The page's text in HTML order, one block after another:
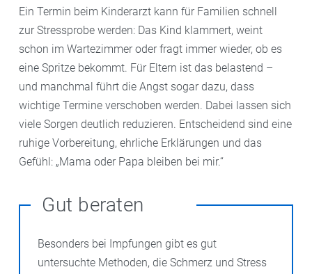
Ein Termin beim Kinderarzt kann für Familien schnell
zur Stressprobe werden: Das Kind klammert, weint
schon im Wartezimmer oder fragt immer wieder, ob es
eine Spritze bekommt. Für Eltern ist das belastend –
und manchmal führt die Angst sogar dazu, dass
wichtige Termine verschoben werden. Dabei lassen sich
viele Sorgen deutlich reduzieren. Entscheidend sind eine
ruhige Vorbereitung, ehrliche Erklärungen und das
Gefühl: „Mama oder Papa bleiben bei mir.“
Gut beraten
Besonders bei Impfungen gibt es gut
untersuchte Methoden, die Schmerz und Stress